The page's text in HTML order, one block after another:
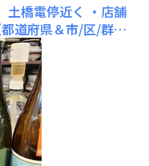
橋電停近く ・店舗
道府県＆市/区/群）
お酒 マーガオのチ
イント 飲み放題と
ルグリーン、ダイヤ